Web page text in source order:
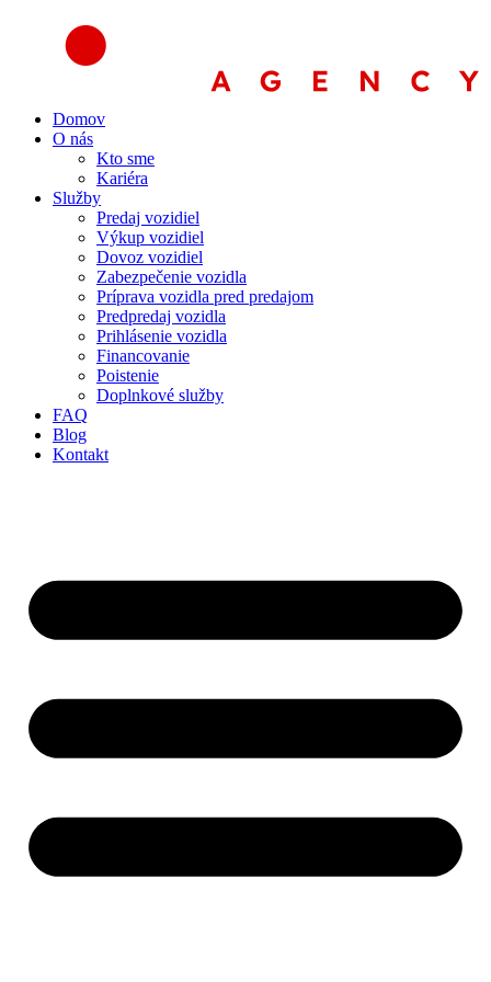
Domov
O nás
Kto sme
Kariéra
Služby
Predaj vozidiel
Výkup vozidiel
Dovoz vozidiel
Zabezpečenie vozidla
Príprava vozidla pred predajom
Predpredaj vozidla
Prihlásenie vozidla
Financovanie
Poistenie
Doplnkové služby
FAQ
Blog
Kontakt